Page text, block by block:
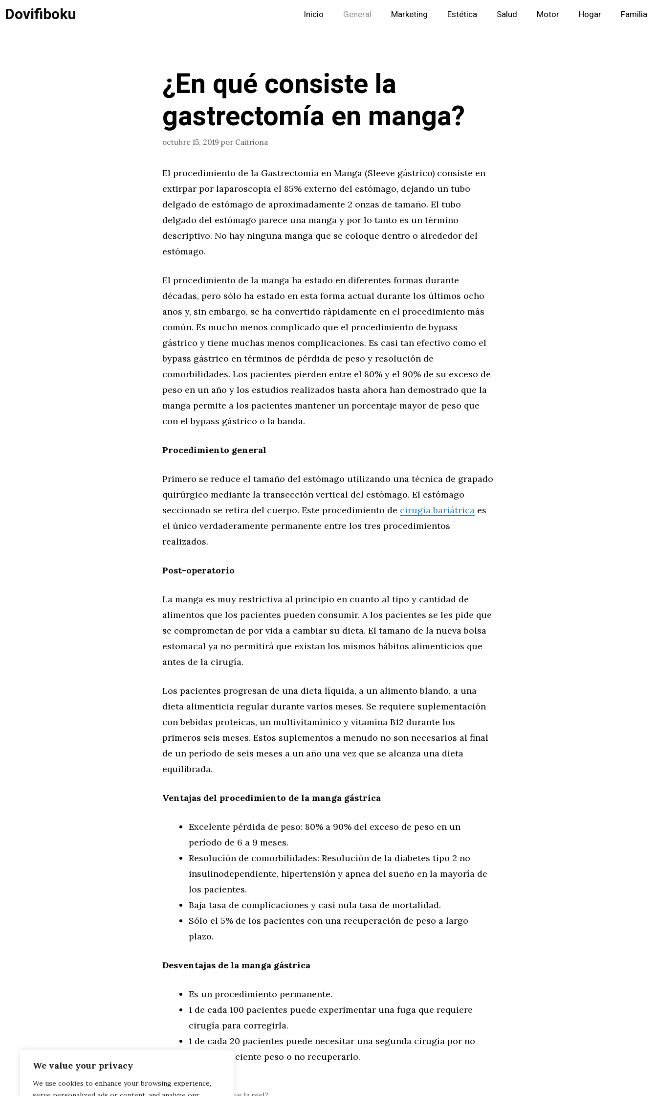
We value your privacy
We use cookies to enhance your browsing experience,
Saltar
alDovifiboku Inicio General Marketing Estética Salud Motor Hogar Familia
¿En qué consiste la
gastrectomía en manga?
octubre 15, 2019 por Caitriona
El procedimiento de la Gastrectomía en Manga (Sleeve gástrico) consiste en
extirpar por laparoscopia el 85% externo del estómago, dejando un tubo
delgado de estómago de aproximadamente 2 onzas de tamaño. El tubo
delgado del estómago parece una manga y por lo tanto es un término
descriptivo. No hay ninguna manga que se coloque dentro o alrededor del
estómago.
El procedimiento de la manga ha estado en diferentes formas durante
décadas, pero sólo ha estado en esta forma actual durante los últimos ocho
años y, sin embargo, se ha convertido rápidamente en el procedimiento más
común. Es mucho menos complicado que el procedimiento de bypass
gástrico y tiene muchas menos complicaciones. Es casi tan efectivo como el
bypass gástrico en términos de pérdida de peso y resolución de
comorbilidades. Los pacientes pierden entre el 80% y el 90% de su exceso de
peso en un año y los estudios realizados hasta ahora han demostrado que la
manga permite a los pacientes mantener un porcentaje mayor de peso que
con el bypass gástrico o la banda.
Procedimiento general
Primero se reduce el tamaño del estómago utilizando una técnica de grapado
quirúrgico mediante la transección vertical del estómago. El estómago
seccionado se retira del cuerpo. Este procedimiento de cirugía bariátrica es
el único verdaderamente permanente entre los tres procedimientos
realizados.
Post-operatorio
La manga es muy restrictiva al principio en cuanto al tipo y cantidad de
alimentos que los pacientes pueden consumir. A los pacientes se les pide que
se comprometan de por vida a cambiar su dieta. El tamaño de la nueva bolsa
estomacal ya no permitirá que existan los mismos hábitos alimenticios que
antes de la cirugía.
Los pacientes progresan de una dieta líquida, a un alimento blando, a una
dieta alimenticia regular durante varios meses. Se requiere suplementación
con bebidas proteicas, un multivitamínico y vitamina B12 durante los
primeros seis meses. Estos suplementos a menudo no son necesarios al final
de un período de seis meses a un año una vez que se alcanza una dieta
equilibrada.
Ventajas del procedimiento de la manga gástrica
Excelente pérdida de peso: 80% a 90% del exceso de peso en un
período de 6 a 9 meses.
Resolución de comorbilidades: Resolución de la diabetes tipo 2 no
insulinodependiente, hipertensión y apnea del sueño en la mayoría de
los pacientes.
Baja tasa de complicaciones y casi nula tasa de mortalidad.
Sólo el 5% de los pacientes con una recuperación de peso a largo
plazo.
Desventajas de la manga gástrica
Es un procedimiento permanente.
1 de cada 100 pacientes puede experimentar una fuga que requiere
cirugía para corregirla.
1 de cada 20 pacientes puede necesitar una segunda cirugía por no
perder suficiente peso o no recuperarlo.
Categorías
General